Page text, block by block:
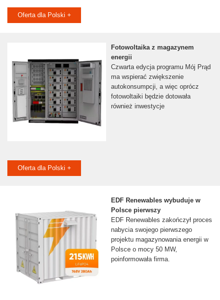
Oferta dla Polski +
Fotowoltaika z magazynem
energii
Czwarta edycja programu Mój Prąd
ma wspierać zwiększenie
autokonsumpcji, a więc oprócz
fotowoltaiki będzie dotowała
również inwestycje
Oferta dla Polski +
EDF Renewables wybuduje w
Polsce pierwszy
EDF Renewables zakończył proces
nabycia swojego pierwszego
projektu magazynowania energii w
Polsce o mocy 50 MW,
poinformowała firma.